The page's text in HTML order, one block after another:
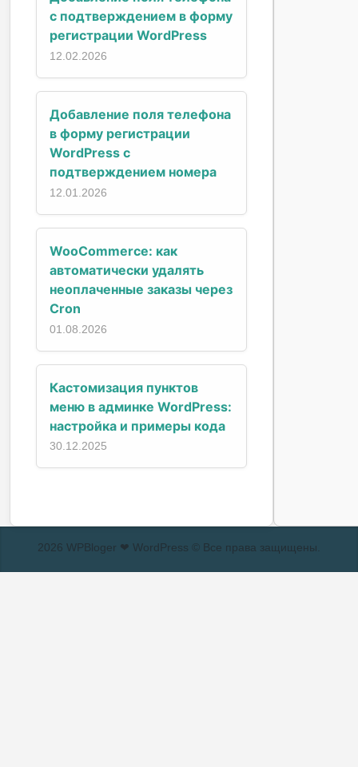
с подтверждением в форму
регистрации WordPress
12.02.2026
Добавление поля телефона
в форму регистрации
WordPress с
подтверждением номера
12.01.2026
WooCommerce: как
автоматически удалять
неоплаченные заказы через
Cron
01.08.2026
Кастомизация пунктов
меню в админке WordPress:
настройка и примеры кода
30.12.2025
2026 WPBloger ❤ WordPress © Все права защищены.